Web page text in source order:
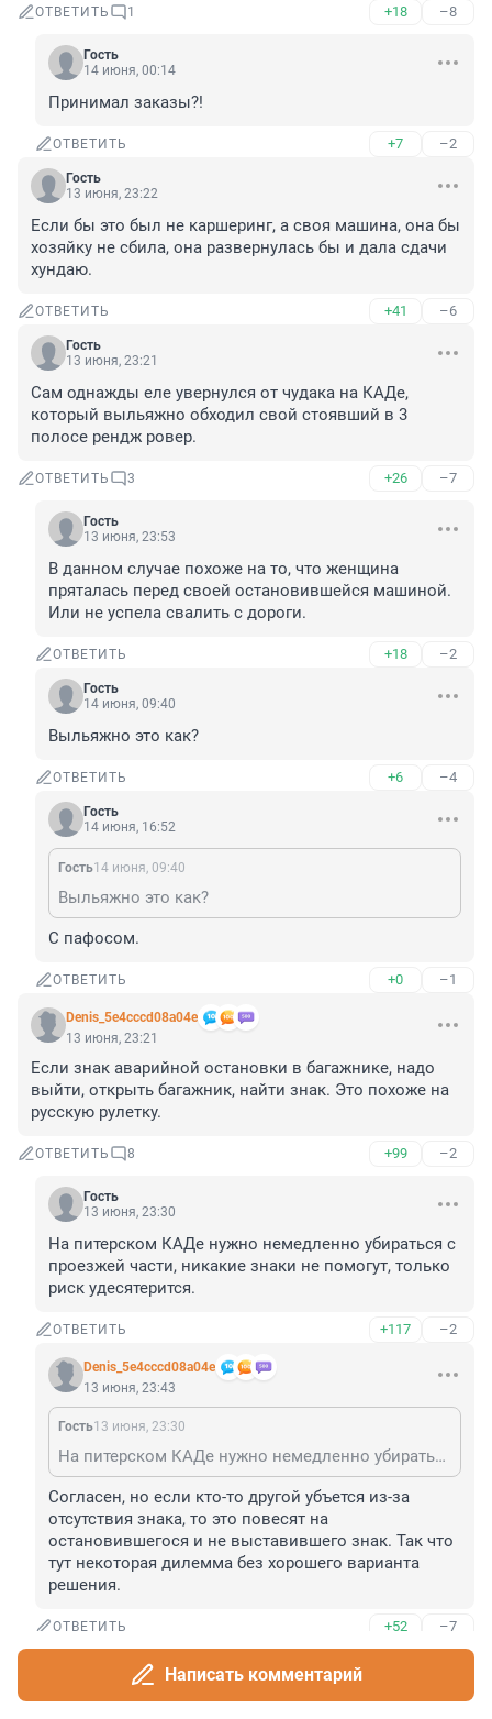
ОТВЕТИТЬ 1 +18 –8
Гость
14 июня, 00:14
Принимал заказы?!
ОТВЕТИТЬ +7 –2
Гость
13 июня, 23:22
Если бы это был не каршеринг, а своя машина, она бы
хозяйку не сбила, она развернулась бы и дала сдачи
хундаю.
ОТВЕТИТЬ +41 –6
Гость
13 июня, 23:21
Сам однажды еле увернулся от чудака на КАДе,
который выльяжно обходил свой стоявший в 3
полосе рендж ровер.
ОТВЕТИТЬ 3 +26 –7
Гость
13 июня, 23:53
В данном случае похоже на то, что женщина
пряталась перед своей остановившейся машиной.
Или не успела свалить с дороги.
ОТВЕТИТЬ +18 –2
Гость
14 июня, 09:40
Выльяжно это как?
ОТВЕТИТЬ +6 –4
Гость
14 июня, 16:52
Гость14 июня, 09:40
Выльяжно это как?
С пафосом.
ОТВЕТИТЬ +0 –1
Denis_5e4cccd08a04e
13 июня, 23:21
Если знак аварийной остановки в багажнике, надо
выйти, открыть багажник, найти знак. Это похоже на
русскую рулетку.
ОТВЕТИТЬ 8 +99 –2
Гость
13 июня, 23:30
На питерском КАДе нужно немедленно убираться с
проезжей части, никакие знаки не помогут, только
риск удесятерится.
ОТВЕТИТЬ +117 –2
Denis_5e4cccd08a04e
13 июня, 23:43
Гость13 июня, 23:30
На питерском КАДе нужно немедленно убираться с проезжей части, никакие знаки не помогут, только риск удесятерится.
Согласен, но если кто-то другой убъется из-за
отсутствия знака, то это повесят на
остановившегося и не выставившего знак. Так что
тут некоторая дилемма без хорошего варианта
решения.
ОТВЕТИТЬ +52 –7
13 июня, 23:55Написать комментарий